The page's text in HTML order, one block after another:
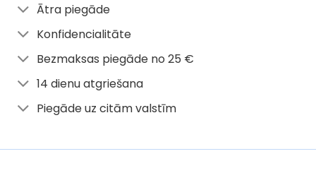
Ātra piegāde
Konfidencialitāte
Bezmaksas piegāde no 25 €
14 dienu atgriešana
Piegāde uz citām valstīm